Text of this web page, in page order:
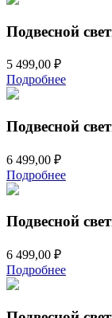
Подвесной
5 499,00 ₽
Подробнее
Подвесной
6 499,00 ₽
Подробнее
Подвесной
6 499,00 ₽
Подробнее